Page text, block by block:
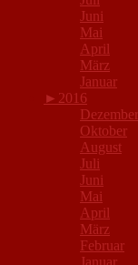
Juni
Mai
April
März
Januar
► 2016
Dezember
Oktober
August
Juli
Juni
Mai
April
März
Februar
Januar